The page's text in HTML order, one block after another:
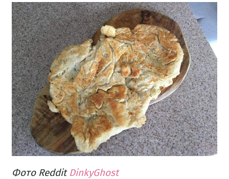
Фото Reddit DinkyGhost